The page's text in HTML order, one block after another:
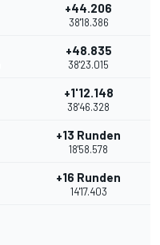
+44.206
38'18.386
+48.835
38'23.015
+1'12.148
38'46.328
+13 Runden
18'58.578
+16 Runden
14'17.403